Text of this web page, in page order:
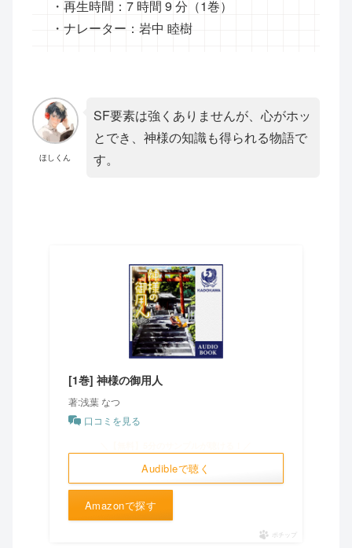
・再生時間：7 時間 9 分（1巻）
・ナレーター：岩中 睦樹
ほしくん
SF要素は強くありませんが、心がホッ
とでき、神様の知識も得られる物語で
す。
[1巻] 神様の御用人
著:浅葉 なつ
口コミを見る
Amazonで探す
Audibleで聴く
ポチップ